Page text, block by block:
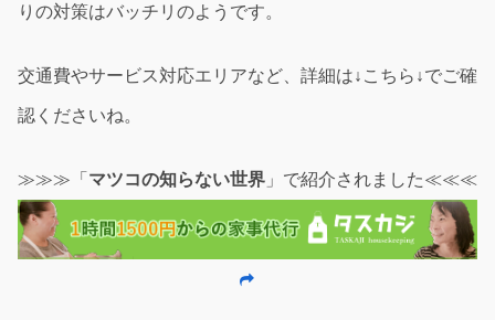
りの対策はバッチリのようです。
交通費やサービス対応エリアなど、詳細は↓ こちら ↓でご確
認くださいね。
≫≫≫「 マツコの知らない世界 」で紹介されました≪≪≪